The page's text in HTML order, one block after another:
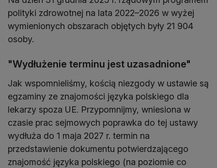
polityki zdrowotnej na lata 2022–2026 w wyżej
wymienionych obszarach objętych były 21 904
osoby.
"Wydłużenie terminu jest uzasadnione"
Jak wspomnieliśmy, kością niezgody w ustawie są
egzaminy ze znajomości języka polskiego dla
lekarzy spoza UE. Przypomnijmy, wniesiona w
czasie prac sejmowych poprawka do tej ustawy
wydłuża do 1 maja 2027 r. termin na
przedstawienie dokumentu potwierdzającego
znajomość języka polskiego (na poziomie co